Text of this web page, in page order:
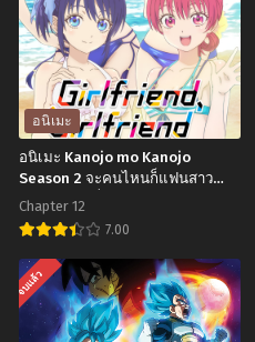
อนิเมะ
อนิเมะ Kanojo mo Kanojo
Season 2 จะคนไหนก็แฟนสาว
ภาค 2 ตอนที่1-12 ซับไทย
Chapter 12
7.00
อ
นิ
เมะ
จบแล้ว